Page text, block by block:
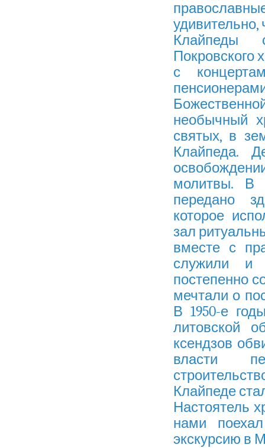
удивительно,
Клайпеды
Покровского
с
необычный
святых, в
Клайпеда.
молитвы. В
передано
которое
зал
вместе с
служили и
постепенно
мечтали о
В 1950-е
литовской
ксендзов
власти
Клайпеде
Настоятель
нами
экскурсию в